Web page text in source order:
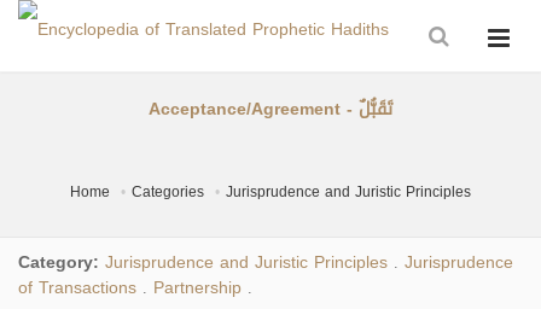
Acceptance/Agreement - تَقَبُّلٌ
Home Categories Jurisprudence and Juristic Principles
Category: Jurisprudence and Juristic Principles Jurisprudence
of Transactions Partnership